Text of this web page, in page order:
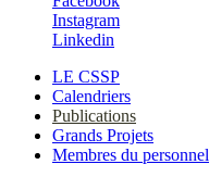
Instagram
Linkedin
LE CSSP
Calendriers
Publications
Grands Projets
Membres du personnel